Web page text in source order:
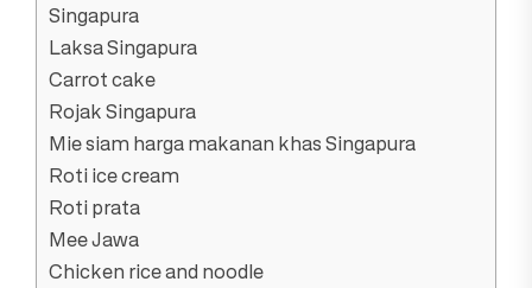
Singapura
Laksa Singapura
Carrot cake
Rojak Singapura
Mie siam harga makanan khas Singapura
Roti ice cream
Roti prata
Mee Jawa
Chicken rice and noodle